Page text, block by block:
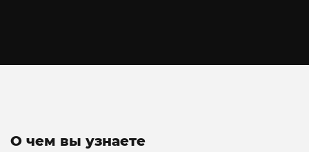
О чем вы узнаете